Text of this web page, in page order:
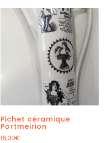
Pichet céramique
Portmeirion
16,00€